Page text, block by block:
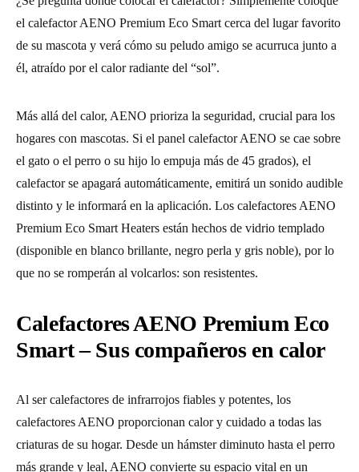
el calefactor AENO Premium Eco Smart cerca del lugar favorito
de su mascota y verá cómo su peludo amigo se acurruca junto a
él, atraído por el calor radiante del “sol”.
Más allá del calor, AENO prioriza la seguridad, crucial para los
hogares con mascotas. Si el panel calefactor AENO se cae sobre
el gato o el perro o su hijo lo empuja más de 45 grados), el
calefactor se apagará automáticamente, emitirá un sonido audible
distinto y le informará en la aplicación. Los calefactores AENO
Premium Eco Smart Heaters están hechos de vidrio templado
(disponible en blanco brillante, negro perla y gris noble), por lo
que no se romperán al volcarlos: son resistentes.
Calefactores AENO Premium Eco
Smart – Sus compañeros en calor
Al ser calefactores de infrarrojos fiables y potentes, los
calefactores AENO proporcionan calor y cuidado a todas las
criaturas de su hogar. Desde un hámster diminuto hasta el perro
más grande y leal, AENO convierte su espacio vital en un